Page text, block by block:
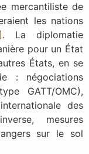
mercantiliste de
les nations
. La diplomatie
pour un État
États, en se
: négociations
GATT/OMC),
des
mesures
sur le sol